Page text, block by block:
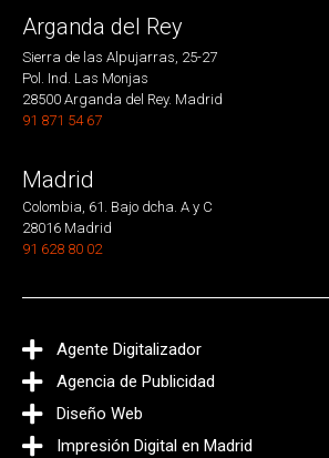
Arganda del Rey
Sierra de las Alpujarras, 25-27
Pol. Ind. Las Monjas
28500 Arganda del Rey. Madrid
91 871 54 67
Madrid
Colombia, 61. Bajo dcha. A y C
28016 Madrid
91 628 80 02
Agente Digitalizador
Agencia de Publicidad
Diseño Web
Impresión Digital en Madrid